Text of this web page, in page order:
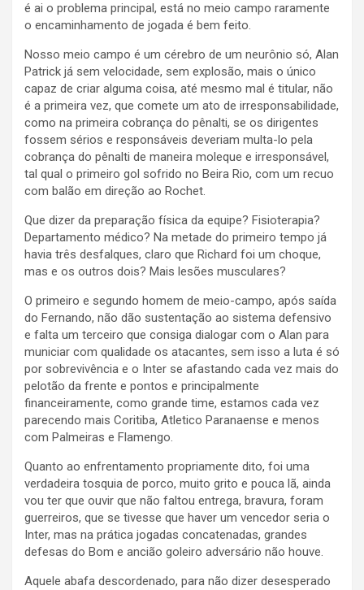
é ai o problema principal, está no meio campo raramente
o encaminhamento de jogada é bem feito.
Nosso meio campo é um cérebro de um neurônio só, Alan
Patrick já sem velocidade, sem explosão, mais o único
capaz de criar alguma coisa, até mesmo mal é titular, não
é a primeira vez, que comete um ato de irresponsabilidade,
como na primeira cobrança do pênalti, se os dirigentes
fossem sérios e responsáveis deveriam multa-lo pela
cobrança do pênalti de maneira moleque e irresponsável,
tal qual o primeiro gol sofrido no Beira Rio, com um recuo
com balão em direção ao Rochet.
Que dizer da preparação física da equipe? Fisioterapia?
Departamento médico? Na metade do primeiro tempo já
havia três desfalques, claro que Richard foi um choque,
mas e os outros dois? Mais lesões musculares?
O primeiro e segundo homem de meio-campo, após saída
do Fernando, não dão sustentação ao sistema defensivo
e falta um terceiro que consiga dialogar com o Alan para
municiar com qualidade os atacantes, sem isso a luta é só
por sobrevivência e o Inter se afastando cada vez mais do
pelotão da frente e pontos e principalmente
financeiramente, como grande time, estamos cada vez
parecendo mais Coritiba, Atletico Paranaense e menos
com Palmeiras e Flamengo.
Quanto ao enfrentamento propriamente dito, foi uma
verdadeira tosquia de porco, muito grito e pouca lã, ainda
vou ter que ouvir que não faltou entrega, bravura, foram
guerreiros, que se tivesse que haver um vencedor seria o
Inter, mas na prática jogadas concatenadas, grandes
defesas do Bom e ancião goleiro adversário não houve.
Aquele abafa descordenado, para não dizer desesperado